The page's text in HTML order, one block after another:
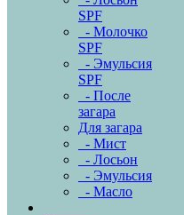
SPF
- Молочко
SPF
- Эмульсия
SPF
- После
загара
Для загара
- Мист
- Лосьон
- Эмульсия
- Масло